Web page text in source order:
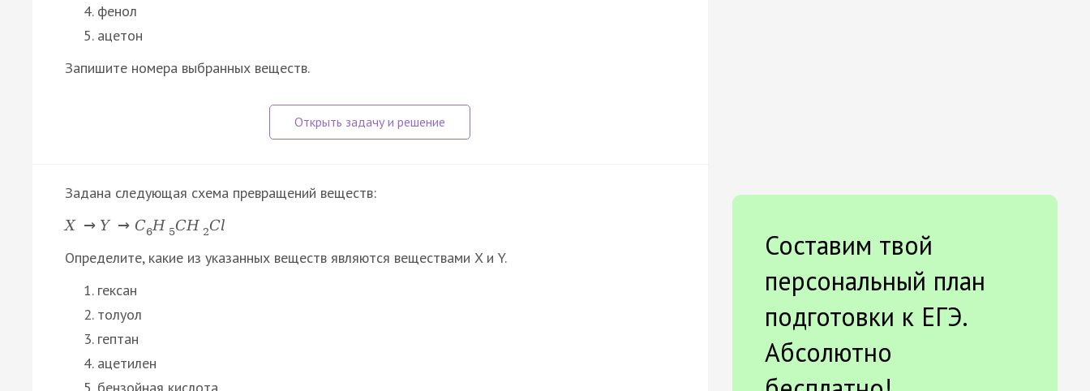
фенол
ацетон
Запишите номера выбранных веществ.
Задана следующая схема превращений веществ:
X → Y → C6H 5CH 2Cl
Определите, какие из указанных веществ являются веществами X и Y.
гексан
толуол
гептан
ацетилен
Составим твой
персональный план
подготовки к ЕГЭ.
Абсолютно